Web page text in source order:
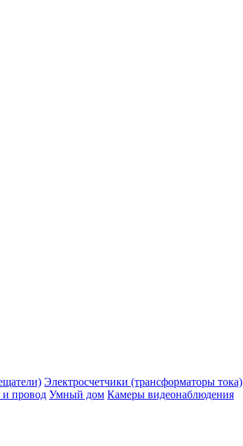
Электросчетчики (трансформаторы тока)
и провод Умный дом Камеры видеонаблюдения